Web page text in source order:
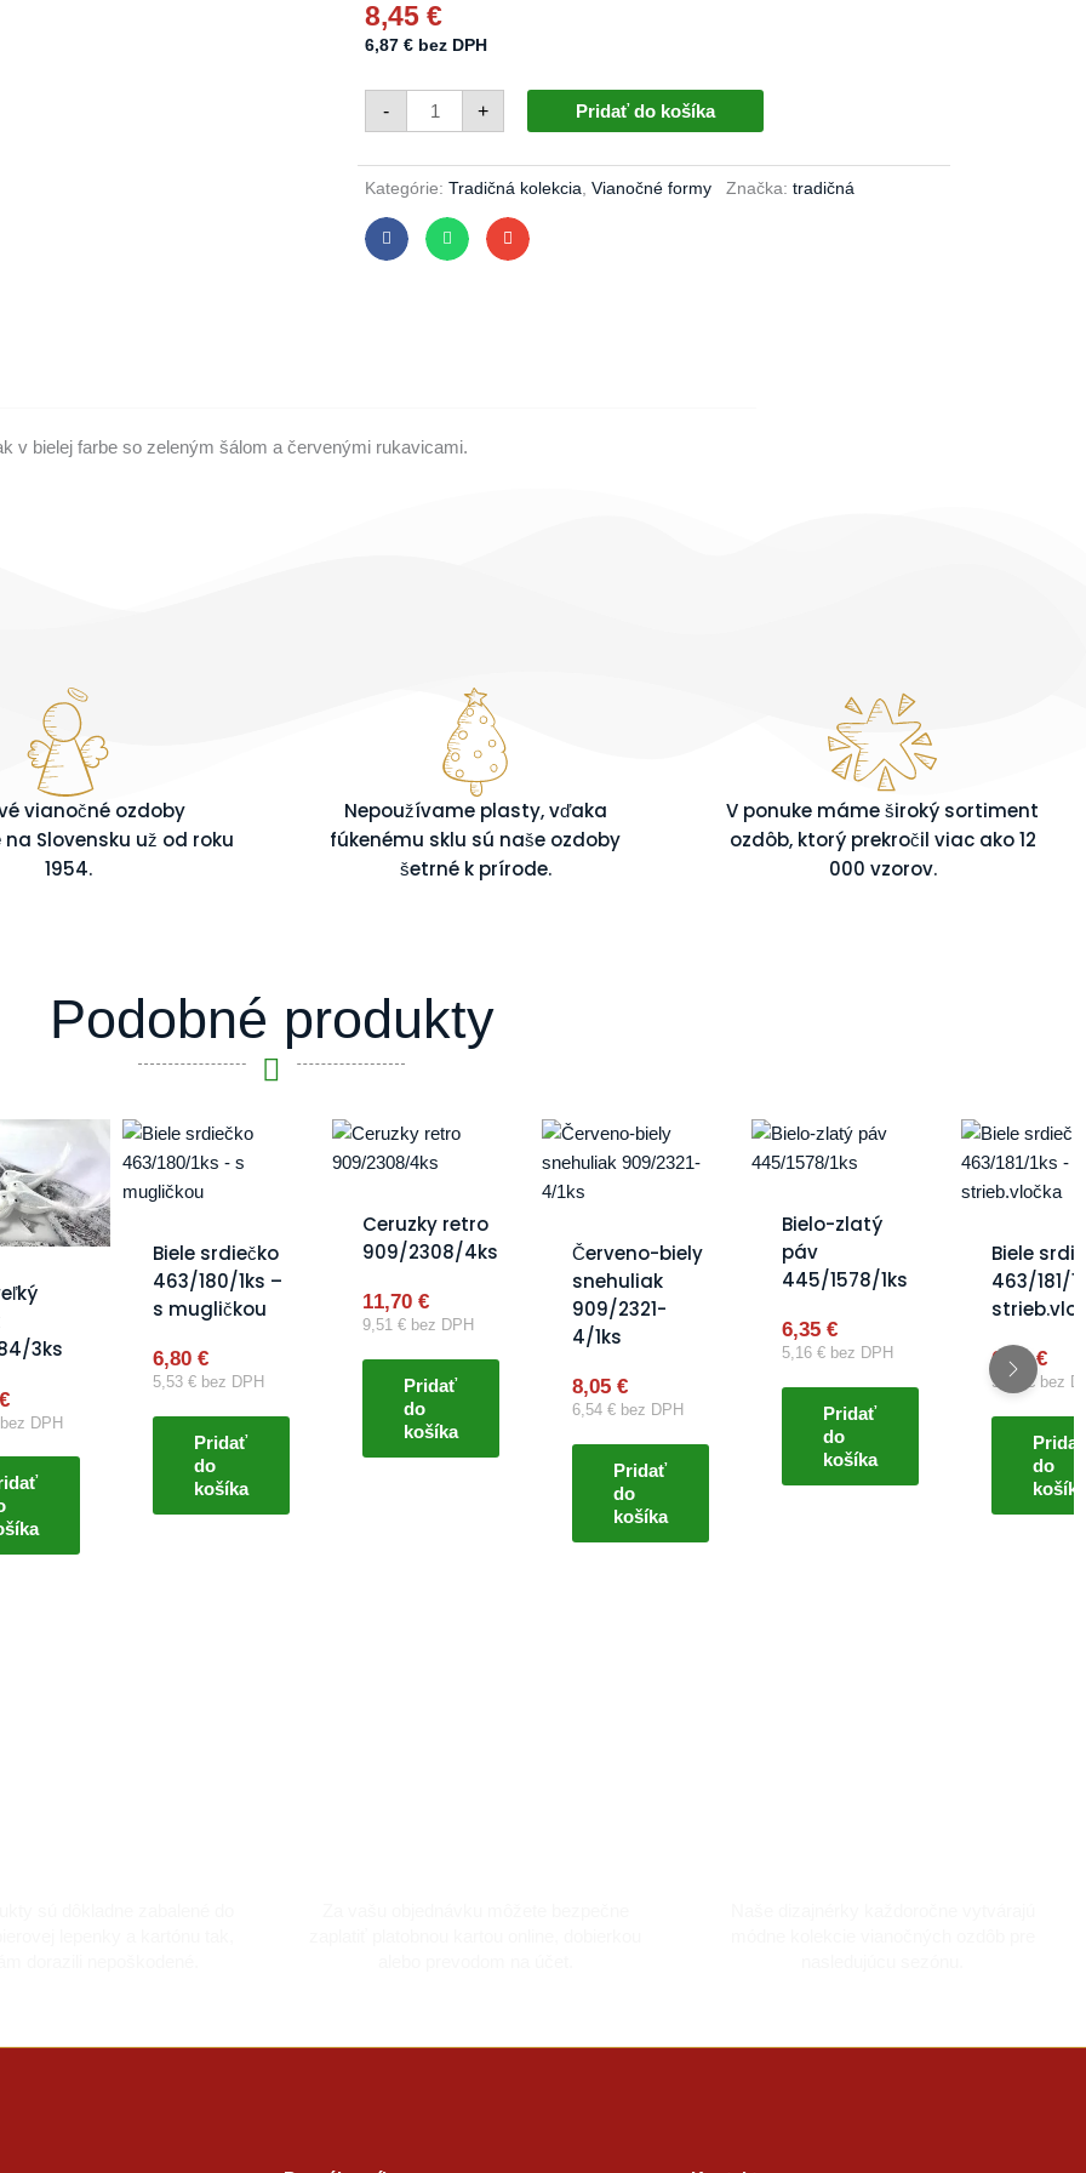
8,45€
6,87€ bez DPH
-
množstvo
Snehuliak
veľký
-
zelený
+ Pridať do košíka
Kategórie: Tradičná kolekcia,Vianočné formy Značka: tradičná
v bielej farbe so zeleným šálom a červenými rukavicami.
vianočné ozdoby
Slovensku už od roku
1954.
Nepoužívame plasty, vďaka
fúkenému sklu sú naše ozdoby
šetrné k prírode.
V ponuke máme široký sortiment
ozdôb, ktorý prekročil viac ako 12
000 vzorov.
Podobné produkty
3ks
€
bez DPH
Biele srdiečko
463/180/1ks –
s mugličkou
6,80 €
5,53 € bez DPH
Pridať
do
košíka
Ceruzky retro
909/2308/4ks
11,70 €
9,51 € bez DPH
Pridať
do
košíka
Červeno-biely
snehuliak
909/2321-
4/1ks
8,05 €
6,54 € bez DPH
Pridať
do
košíka
Bielo-zlatý
páv
445/1578/1ks
6,35 €
5,16 € bez DPH
Pridať
do
košíka
Biele
463/181/
6,50€
5,28 €bez
Pridať
do
košíka